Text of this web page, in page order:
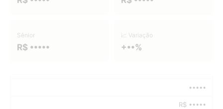
Sênior
R$ •••••
📈 Variação
+••%
•••••
R$ •••••